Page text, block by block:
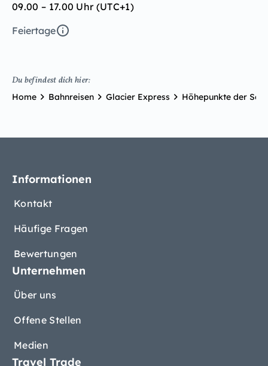
09.00 – 17.00 Uhr (UTC+1)
Feiertage
Du befindest dich hier:
Home Bahnreisen Glacier Express Höhepunkte der
Informationen
Kontakt
Häufige Fragen
Bewertungen
Unternehmen
Über uns
Offene Stellen
Medien
Travel Trade